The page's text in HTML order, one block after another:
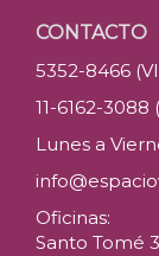
CONTACTO
5352-8466
11-6162-
Lunes a
Oficinas:
Santo Tomé